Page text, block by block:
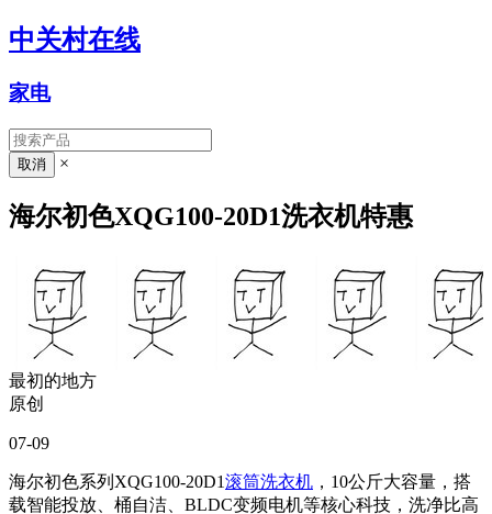
中关村在线
家电
×
海尔初色XQG100-20D1洗衣机特惠
最初的地方
原创
07-09
海尔初色系列XQG100-20D1滚筒洗衣机 ，10公斤大容量，搭
载智能投放、桶自洁、BLDC变频电机等核心科技，洗净比高